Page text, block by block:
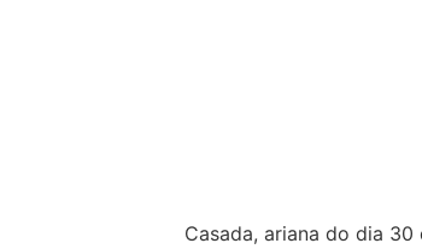
Casada, ariana do dia